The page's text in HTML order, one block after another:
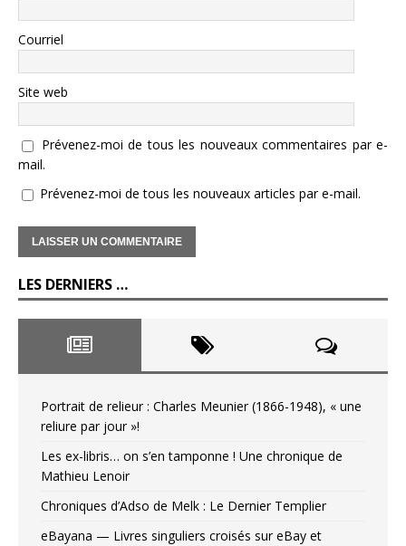
Courriel
Site web
Prévenez-moi de tous les nouveaux commentaires par e-
mail.
Prévenez-moi de tous les nouveaux articles par e-mail.
LES DERNIERS …
Portrait de relieur : Charles Meunier (1866-1948), « une
reliure par jour »!
Les ex-libris… on s’en tamponne ! Une chronique de
Mathieu Lenoir
Chroniques d’Adso de Melk : Le Dernier Templier
eBayana — Livres singuliers croisés sur eBay et